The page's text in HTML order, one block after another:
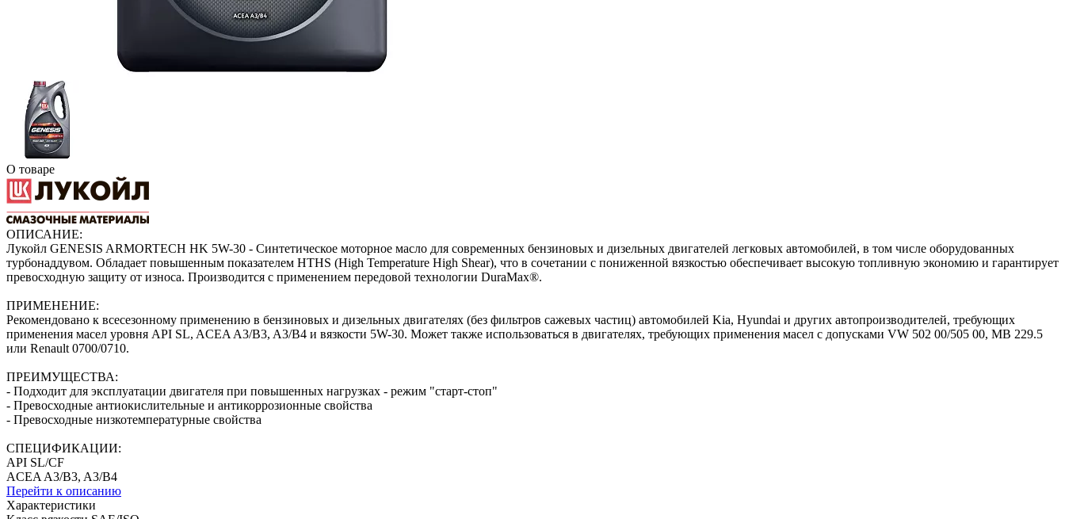
О товаре
ОПИСАНИЕ:
Лукойл GENESIS ARMORTECH HK 5W-30 - Синтетическое моторное масло для современных бензиновых и дизельных двигателей легковых автомобилей, в том числе оборудованных
турбонаддувом. Обладает повышенным показателем HTHS (High Temperature High Shear), что в сочетании с пониженной вязкостью обеспечивает высокую топливную экономию и гарантирует
превосходную защиту от износа. Производится с применением передовой технологии DuraMax®.
ПРИМЕНЕНИЕ:
Рекомендовано к всесезонному применению в бензиновых и дизельных двигателях (без фильтров сажевых частиц) автомобилей Kia, Hyundai и других автопроизводителей, требующих
применения масел уровня API SL, ACEA A3/B3, A3/B4 и вязкости 5W-30. Может также использоваться в двигателях, требующих применения масел с допусками VW 502 00/505 00, MB 229.5
или Renault 0700/0710.
ПРЕИМУЩЕСТВА:
- Подходит для эксплуатации двигателя при повышенных нагрузках - режим "старт-стоп"
- Превосходные антиокислительные и антикоррозионные свойства
- Превосходные низкотемпературные свойства
СПЕЦИФИКАЦИИ:
API SL/CF
ACEA A3/B3, A3/B4
Перейти к описанию
Характеристики